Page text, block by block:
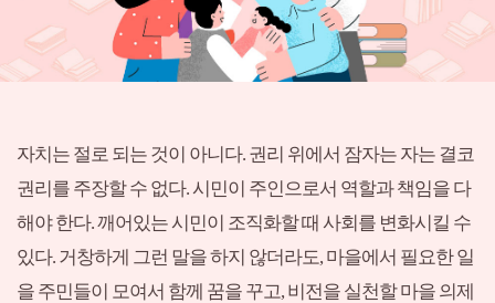
자치는 절로 되는 것이 아니다. 권리 위에서 잠자는 자는 결코
권리를 주장할 수 없다. 시민이 주인으로서 역할과 책임을 다
해야 한다. 깨어있는 시민이 조직화할 때 사회를 변화시킬 수
있다. 거창하게 그런 말을 하지 않더라도, 마을에서 필요한 일
을 주민들이 모여서 함께 꿈을 꾸고, 비전을 실천할 마을 의제